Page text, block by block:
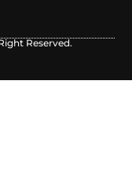
Reserved.